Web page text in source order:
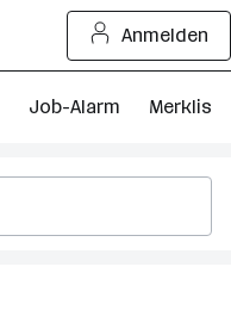
Anmelden
Job-Alarm Merkliste